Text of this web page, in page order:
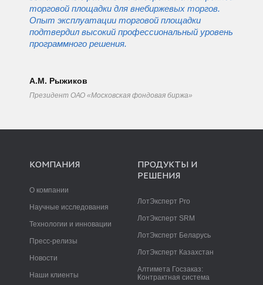
торговой площадки для внебиржевых торгов.
Опыт эксплуатации торговой площадки
подтвердил высокий профессиональный уровень
программного решения.
А.М. Рыжиков
Президент ОАО «Московская фондовая биржа»
КОМПАНИЯ
О компании
Научные исследования
Технологии и инновации
Пресс-релизы
Новости
Наши клиенты
ПРОДУКТЫ И
РЕШЕНИЯ
ЛотЭксперт Pro
ЛотЭксперт SRM
ЛотЭксперт Беларусь
ЛотЭксперт Казахстан
Алтимета Госзаказ:
Контрактная система